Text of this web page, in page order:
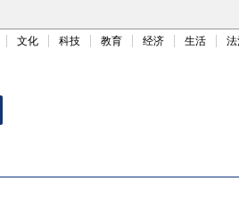
文化 科技 教育 经济 生活